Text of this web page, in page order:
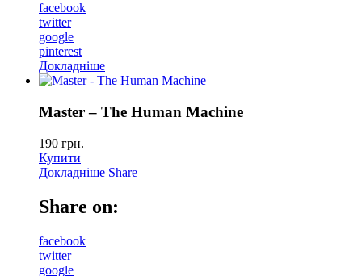
facebook
twitter
google
pinterest
Докладніше
Master – The Human Machine
190 грн.
Купити
Докладніше Share
Share on:
facebook
twitter
google